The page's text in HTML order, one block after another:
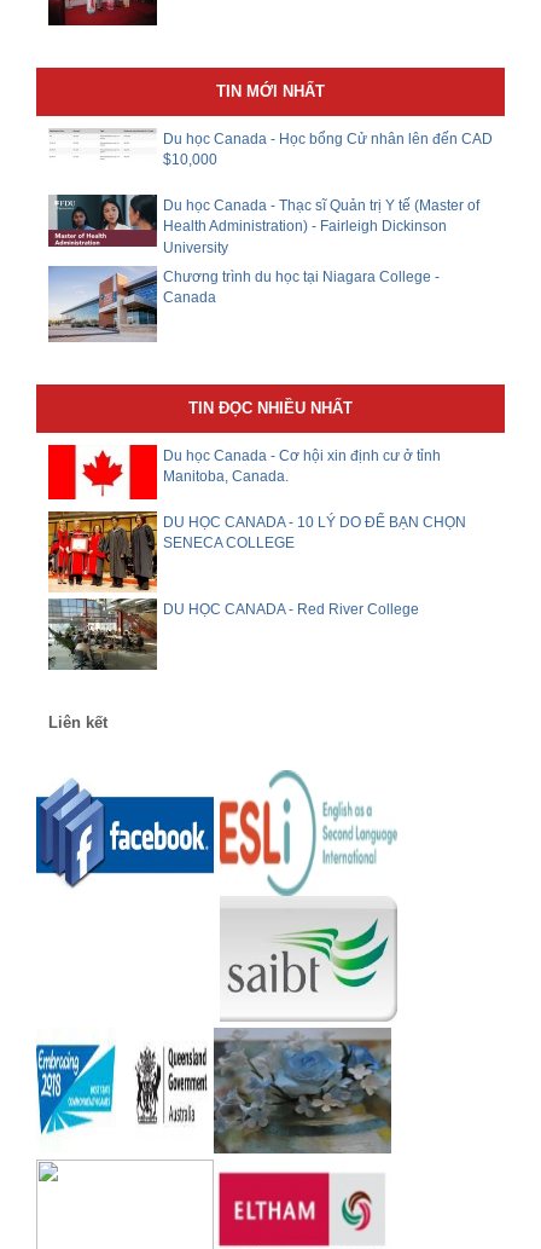
TIN MỚI NHẤT
Du học Canada - Học bổng Cử nhân lên đến CAD
$10,000
Du học Canada - Thạc sĩ Quản trị Y tế (Master of
Health Administration) - Fairleigh Dickinson
University
Chương trình du học tại Niagara College -
Canada
TIN ĐỌC NHIỀU NHẤT
Du học Canada - Cơ hội xin định cư ở tỉnh
Manitoba, Canada.
DU HỌC CANADA - 10 LÝ DO ĐỂ BẠN CHỌN
SENECA COLLEGE
DU HỌC CANADA - Red River College
Liên kết